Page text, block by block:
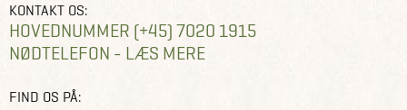
KONTAKT OS:
HOVEDNUMMER (+45) 7020 1915
NØDTELEFON - LÆS MERE
FIND OS PÅ: